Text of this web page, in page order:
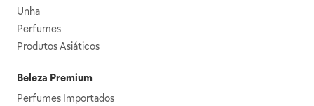
Unha
Perfumes
Produtos Asiáticos
Beleza Premium
Perfumes Importados